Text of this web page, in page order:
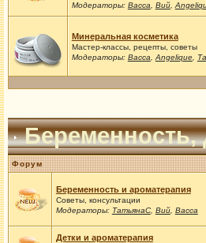
Модераторы: Васса Вий,
Минеральная косметика
Мастер-классы, рецепты, советы
Модераторы: Васса Angelique,
Беременность,
Форум
Беременность и ароматерапия
Советы, консультации
Модераторы: ТатьянаС, Вий, Васса
Детки и ароматерапия